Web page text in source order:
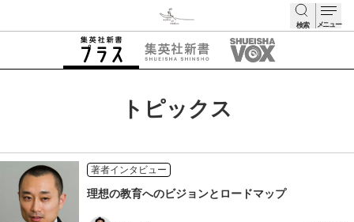
検索 メニュー
トピックス
著者インタビュー
理想の教育へのビジョンとロードマップ